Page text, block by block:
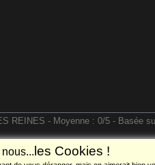
REINES - Moyenne : 0/5- Basée
les Cookies !